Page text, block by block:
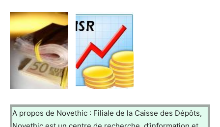
A propos de Novethic : Filiale de la Caisse des Dépôts,